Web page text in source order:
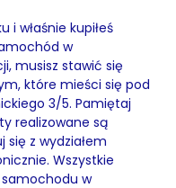
i właśnie kupiłeś
w
musisz stawić się
które mieści się pod
3/5. Pamiętaj
realizowane są
się z wydziałem
Wszystkie
w